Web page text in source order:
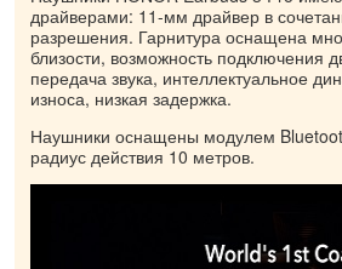
драйверами: 11-мм драйвер в
разрешения. Гарнитура оснащена
близости, возможность подключения
передача звука, интеллектуальное
износа, низкая задержка.
Наушники оснащены модулем
радиус действия 10 метров.